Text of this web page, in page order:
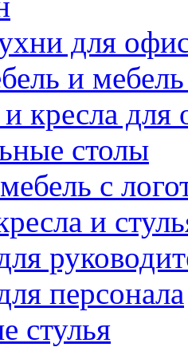
для
и
кресла для
столы
с
и
персонала
стулья